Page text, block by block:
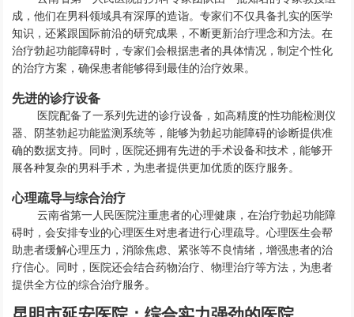
成，他们在男科领域具有深厚的造诣。专家们不仅具备扎实的医学
知识，还紧跟国际前沿的研究成果，不断更新治疗理念和方法。在
治疗勃起功能障碍时，专家们会根据患者的具体情况，制定个性化
的治疗方案，确保患者能够得到最佳的治疗效果。
先进的诊疗设备
医院配备了一系列先进的诊疗设备，如高精度的性功能检测仪
器、阴茎勃起功能监测系统等，能够为勃起功能障碍的诊断提供准
确的数据支持。同时，医院还拥有先进的手术设备和技术，能够开
展各种复杂的男科手术，为患者提供更加优质的医疗服务。
心理疏导与综合治疗
云南省第一人民医院注重患者的心理健康，在治疗勃起功能障
碍时，会安排专业的心理医生对患者进行心理疏导。心理医生会帮
助患者缓解心理压力，消除焦虑、紧张等不良情绪，增强患者的治
疗信心。同时，医院还会结合药物治疗、物理治疗等方法，为患者
提供全方位的综合治疗服务。